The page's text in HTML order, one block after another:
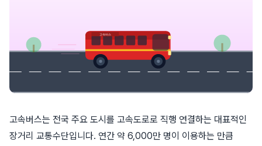
고속버스는 전국 주요 도시를 고속도로로 직행 연결하는 대표적인
장거리 교통수단입니다. 연간 약 6,000만 명이 이용하는 만큼